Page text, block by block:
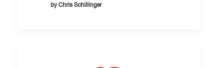
by Chris Schillinger